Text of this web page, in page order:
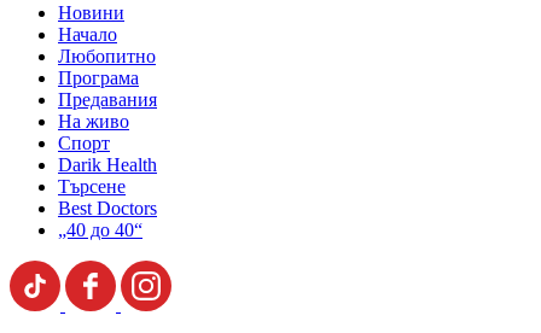
Новини
Начало
Любопитно
Програма
Предавания
На живо
Спорт
Darik Health
Търсене
Best Doctors
„40 до 40“